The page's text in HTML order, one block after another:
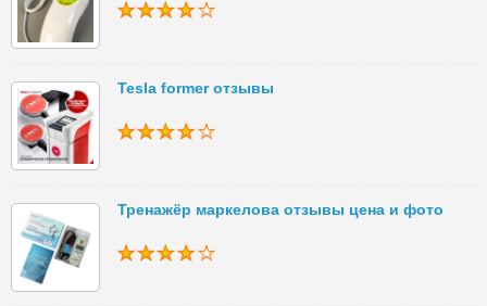
Tesla former отзывы
Тренажёр маркелова отзывы цена и фото